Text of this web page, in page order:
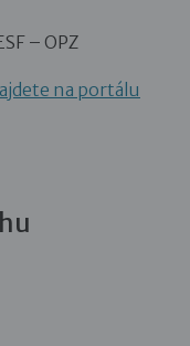
– OPZ
na portálu